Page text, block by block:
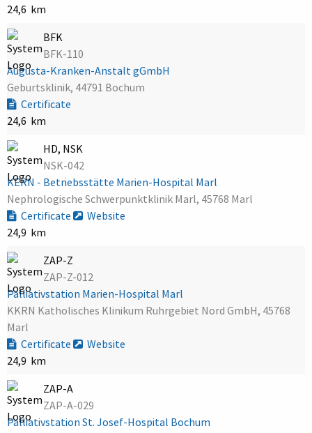
24,6 km
BFK
BFK-110
Augusta-Kranken-Anstalt gGmbH
Geburtsklinik, 44791 Bochum
Certificate
24,6 km
HD, NSK
NSK-042
KERN - Betriebsstätte Marien-Hospital Marl
Nephrologische Schwerpunktklinik Marl, 45768 Marl
Certificate
Website
24,9 km
ZAP-Z
ZAP-Z-012
Palliativstation Marien-Hospital Marl
KKRN Katholisches Klinikum Ruhrgebiet Nord GmbH, 45768
Marl
Certificate
Website
24,9 km
ZAP-A
ZAP-A-029
Palliativstation St. Josef-Hospital Bochum